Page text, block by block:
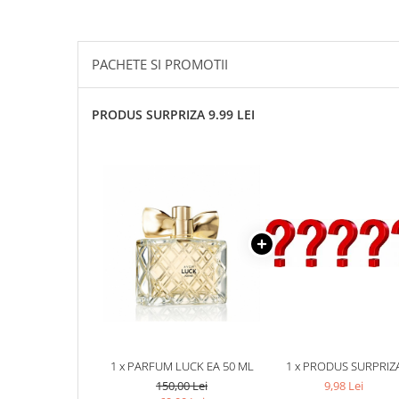
PACHETE SI PROMOTII
PRODUS SURPRIZA 9.99 LEI
1 x PARFUM LUCK EA 50 ML
150,00 Lei
1 x PRODUS
9,98 Lei